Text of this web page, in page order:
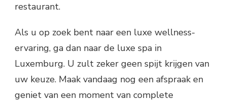
restaurant.
Als u op zoek bent naar een luxe wellness-
ervaring, ga dan naar de luxe spa in
Luxemburg. U zult zeker geen spijt krijgen van
uw keuze. Maak vandaag nog een afspraak en
geniet van een moment van complete